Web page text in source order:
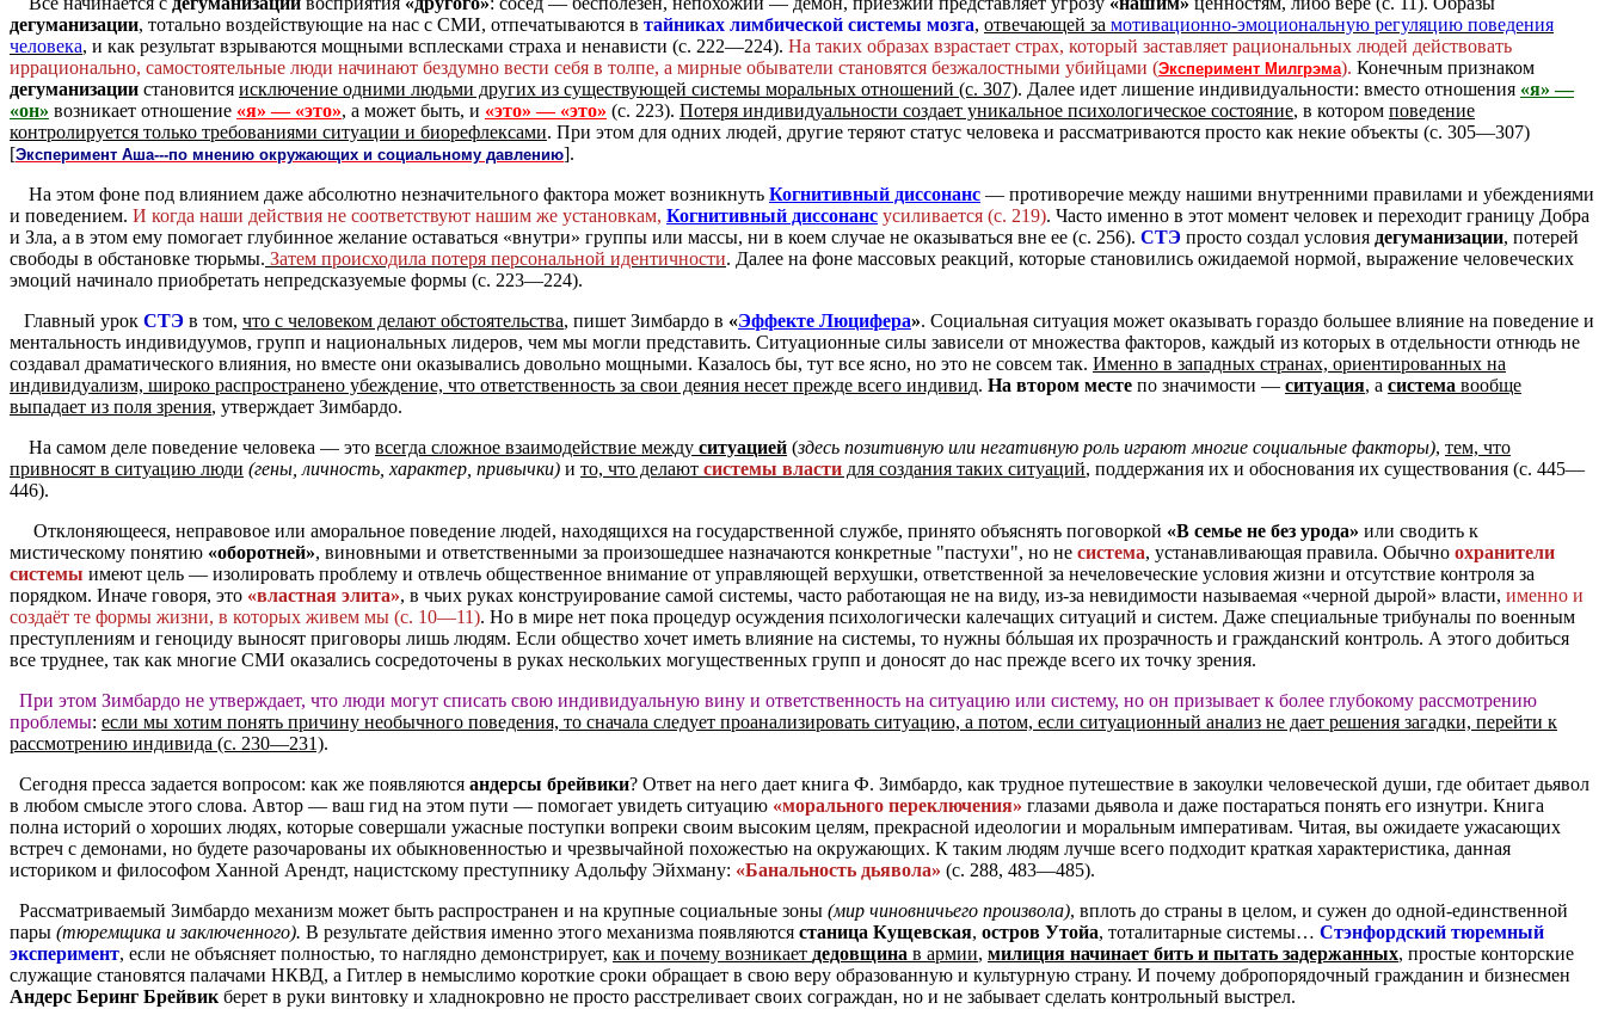
дегуманизации, тотально воздействующие на нас с СМИ, отпечатываются в тайниках лимбической системы мозга, отвечающей за мотивационно-эмоциональную регуляцию поведения
человека, и как результат взрываются мощными всплесками страха и ненависти (с. 222—224). На таких образах взрастает страх, который заставляет рациональных людей действовать
иррационально, самостоятельные люди начинают бездумно вести себя в толпе, а мирные обыватели становятся безжалостными убийцами (Эксперимент Милгрэма). Конечным признаком
дегуманизации становится исключение одними людьми других из существующей системы моральных отношений (с. 307). Далее идет лишение индивидуальности: вместо отношения «я» —
«он» возникает отношение «я» — «это», а может быть, и «это» — «это» (с. 223). Потеря индивидуальности создает уникальное психологическое состояние, в котором поведение
контролируется только требованиями ситуации и биорефлексами. При этом для одних людей, другие теряют статус человека и рассматриваются просто как некие объекты (с. 305—307)
[Эксперимент Аша---по мнению окружающих и социальному давлению].
На этом фоне под влиянием даже абсолютно незначительного фактора может возникнуть Когнитивный диссонанс — противоречие между нашими внутренними правилами и убеждениями
и поведением. И когда наши действия не соответствуют нашим же установкам, Когнитивный диссонанс усиливается (с. 219). Часто именно в этот момент человек и переходит границу Добра
и Зла, а в этом ему помогает глубинное желание оставаться «внутри» группы или массы, ни в коем случае не оказываться вне ее (с. 256). СТЭ просто создал условия дегуманизации, потерей
свободы в обстановке тюрьмы. Затем происходила потеря персональной идентичности. Далее на фоне массовых реакций, которые становились ожидаемой нормой, выражение человеческих
эмоций начинало приобретать непредсказуемые формы (с. 223—224).
Главный урок СТЭ в том, что с человеком делают обстоятельства, пишет Зимбардо в «Эффекте Люцифера». Социальная ситуация может оказывать гораздо большее влияние на поведение и
ментальность индивидуумов, групп и национальных лидеров, чем мы могли представить. Ситуационные силы зависели от множества факторов, каждый из которых в отдельности отнюдь не
создавал драматического влияния, но вместе они оказывались довольно мощными. Казалось бы, тут все ясно, но это не совсем так. Именно в западных странах, ориентированных на
индивидуализм, широко распространено убеждение, что ответственность за свои деяния несет прежде всего индивид. На втором месте по значимости — ситуация, а система вообще
выпадает из поля зрения, утверждает Зимбардо.
На самом деле поведение человека — это всегда сложное взаимодействие между ситуацией (здесь позитивную или негативную роль играют многие социальные факторы), тем, что
привносят в ситуацию люди (гены, личность, характер, привычки) и то, что делают системы власти для создания таких ситуаций, поддержания их и обоснования их существования (с. 445—
446).
Отклоняющееся, неправовое или аморальное поведение людей, находящихся на государственной службе, принято объяснять поговоркой «В семье не без урода» или сводить к
мистическому понятию «оборотней», виновными и ответственными за произошедшее назначаются конкретные "пастухи", но не система, устанавливающая правила. Обычно охранители
системы имеют цель — изолировать проблему и отвлечь общественное внимание от управляющей верхушки, ответственной за нечеловеческие условия жизни и отсутствие контроля за
порядком. Иначе говоря, это «властная элита», в чьих руках конструирование самой системы, часто работающая не на виду, из-за невидимости называемая «черной дырой» власти, именно и
создаёт те формы жизни, в которых живем мы (с. 10—11). Но в мире нет пока процедур осуждения психологически калечащих ситуаций и систем. Даже специальные трибуналы по военным
преступлениям и геноциду выносят приговоры лишь людям. Если общество хочет иметь влияние на системы, то нужны бóльшая их прозрачность и гражданский контроль. А этого добиться
все труднее, так как многие СМИ оказались сосредоточены в руках нескольких могущественных групп и доносят до нас прежде всего их точку зрения.
При этом Зимбардо не утверждает, что люди могут списать свою индивидуальную вину и ответственность на ситуацию или систему, но он призывает к более глубокому рассмотрению
проблемы: если мы хотим понять причину необычного поведения, то сначала следует проанализировать ситуацию, а потом, если ситуационный анализ не дает решения загадки, перейти к
рассмотрению индивида (с. 230—231).
Сегодня пресса задается вопросом: как же появляются андерсы брейвики? Ответ на него дает книга Ф. Зимбардо, как трудное путешествие в закоулки человеческой души, где обитает дьявол
в любом смысле этого слова. Автор — ваш гид на этом пути — помогает увидеть ситуацию «морального переключения» глазами дьявола и даже постараться понять его изнутри. Книга
полна историй о хороших людях, которые совершали ужасные поступки вопреки своим высоким целям, прекрасной идеологии и моральным императивам. Читая, вы ожидаете ужасающих
встреч с демонами, но будете разочарованы их обыкновенностью и чрезвычайной похожестью на окружающих. К таким людям лучше всего подходит краткая характеристика, данная
историком и философом Ханной Арендт, нацистскому преступнику Адольфу Эйхману: «Банальность дьявола» (с. 288, 483—485).
Рассматриваемый Зимбардо механизм может быть распространен и на крупные социальные зоны (мир чиновничьего произвола), вплоть до страны в целом, и сужен до одной-единственной
пары (тюремщика и заключенного). В результате действия именно этого механизма появляются станица Кущевская, остров Утойа, тоталитарные системы… Стэнфордский тюремный
эксперимент, если не объясняет полностью, то наглядно демонстрирует, как и почему возникает дедовщина в армии, милиция начинает бить и пытать задержанных, простые конторские
служащие становятся палачами НКВД, а Гитлер в немыслимо короткие сроки обращает в свою веру образованную и культурную страну. И почему добропорядочный гражданин и бизнесмен
Андерс Беринг Брейвикберет в руки винтовку и хладнокровно не просто расстреливает своих сограждан, но и не забывает сделать контрольный выстрел.